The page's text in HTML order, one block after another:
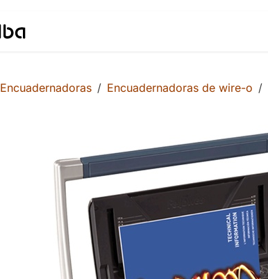
Encuadernadoras Encuadernadoras de wire-o